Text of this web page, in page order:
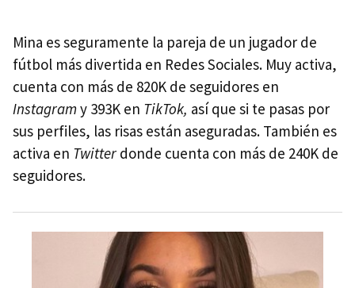
Mina es seguramente la pareja de un jugador de
fútbol más divertida en Redes Sociales. Muy activa,
cuenta con más de 820K de seguidores en
Instagramy 393K en TikTok, así que si te pasas por
sus perfiles, las risas están aseguradas. También es
activa en Twitter donde cuenta con más de 240K de
seguidores.